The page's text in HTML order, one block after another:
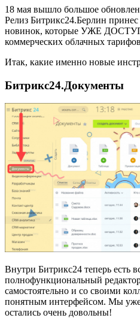
18 мая вышло большое
Релиз Битрикс24.Берлин
новинок, которые УЖЕ
коммерческих облачных
Итак, какие именно новые
Битрикс24.Документы
Внутри Битрикс24 теперь есть
полнофункциональный
самостоятельно и со своими
понятным интерфейсом. Мы уже
остались очень довольны!